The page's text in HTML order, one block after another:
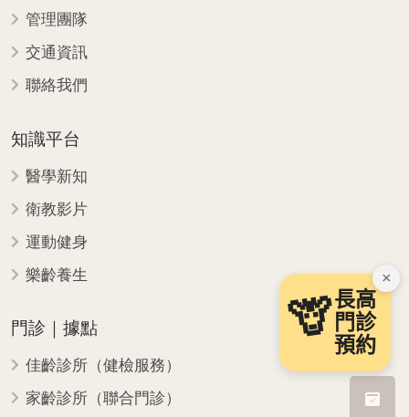
×
🦒長高
門診
預約
管理團隊
交通資訊
聯絡我們
知識平台
醫學新知
衛教影片
運動健身
樂齡養生
門診｜據點
佳齡診所（健檢服務）
家齡診所（聯合門診）